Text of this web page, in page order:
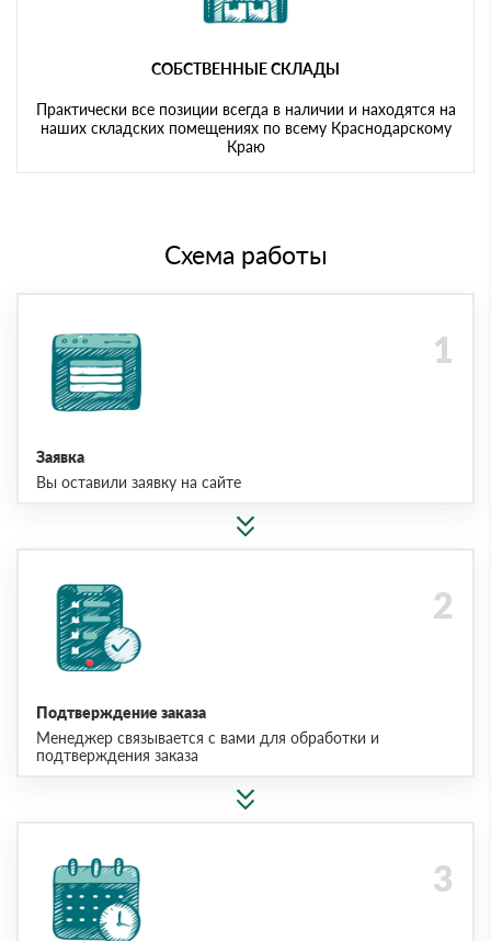
СОБСТВЕННЫЕ СКЛАДЫ
Практически все позиции всегда в наличии и находятся на
наших складских помещениях по всему Краснодарскому
Краю
Схема работы
Заявка
Вы оставили заявку на сайте
Подтверждение заказа
Менеджер связывается с вами для обработки и
подтверждения заказа